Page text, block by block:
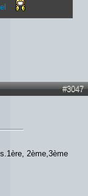
#3047
2ème,3ème